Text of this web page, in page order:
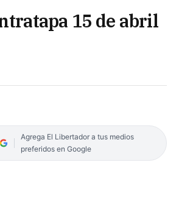
15 de abril
Agrega El Libertador a tus medios
preferidos en Google